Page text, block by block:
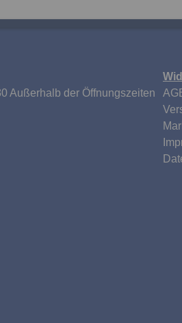
Außerhalb der Öffnungszeiten